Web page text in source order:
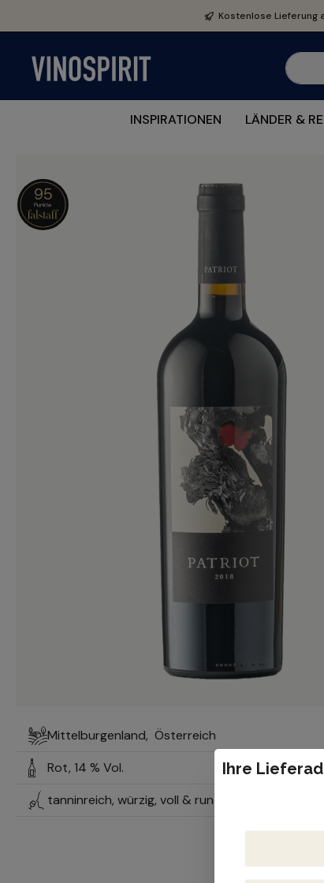
Zur Hauptnavigation springen
Kostenlose Lieferung
INSPIRATIONEN LÄNDER &
95
Mittelburgenland, Österreich
Rot, 14 % Vol.
tanninreich, würzig, voll & rund, strukturiert,
Ihre